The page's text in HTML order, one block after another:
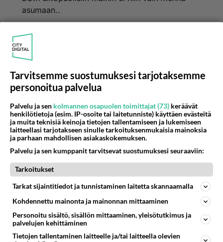
asumaan..
2024-02-28 23:02:08
Voit olla miespuolinen tai muunsukupuolinen,
Äänestä Kommentoi
2024-02-29 01:50:45
Sotimallako sen määrität? Ei pitäisi rangaista niitä
jotka osaavat elää sotimattakin j pitää asioita
sotiakkaan. Vasten mielistä. Ketkäs sinun perseen
pyyhkiii kun tulet invalidina takasin jos tulet ja
tekee elämästäsi ehkä vielä siedettävää.
Tarvitsemme suostumuksesi tarjotaksemme
personoitua palvelua
Palvelu ja sen kolmannen osapuolen toimittajat (73) keräävät
henkilötietoja (esim. IP-osoite tai laitetunniste) käyttäen evästeitä
ja muita teknisiä keinoja tietojen tallentamiseen ja lukemiseen
laitteellasi tarjotakseen sinulle tarkoituksenmukaisia mainoksia
ja parhaan mahdollisen asiakaskokemuksen.
Palvelu ja sen kumppanit tarvitsevat suostumuksesi seuraaviin:
Tarkoitukset
Tarkat sijaintitiedot ja tunnistaminen laitetta skannaamalla
Kohdennettu mainonta ja mainonnan mittaaminen
Personoitu sisältö, sisällön mittaaminen, yleisötutkimus ja
palvelujen kehittäminen
Tietojen tallentaminen laitteelle ja/tai laitteella olevien